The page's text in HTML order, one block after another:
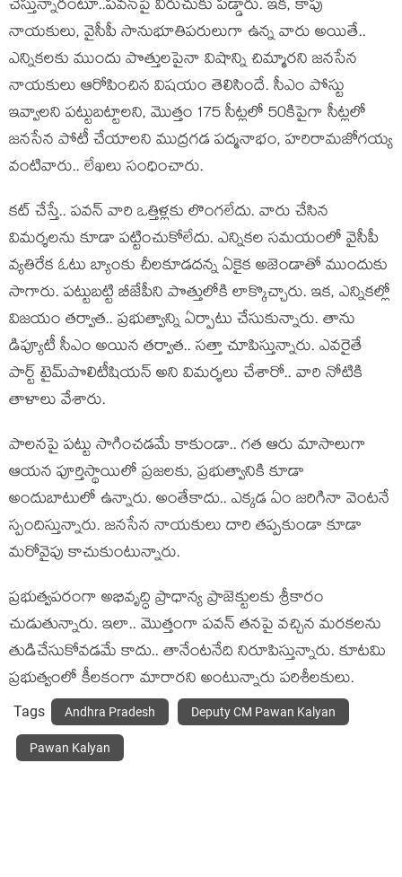
చేస్తున్నారంటూ..ప‌వ‌న్‌పై విరుచుకు ప‌డ్డారు. ఇక‌, కాపు
నాయ‌కులు, వైసీపీ సానుభూతిప‌రులుగా ఉన్న వారు అయితే..
ఎన్నిక‌ల‌కు ముందు పొత్తుల‌పైనా విషాన్ని చిమ్మార‌ని జ‌న‌సేన
నాయ‌కులు ఆరోపించిన విష‌యం తెలిసిందే. సీఎం పోస్టు
ఇవ్వాల‌ని ప‌ట్టుబ‌ట్టాల‌ని, మొత్తం 175 సీట్ల‌లో 50కిపైగా సీట్ల‌లో
జ‌న‌సేన పోటీ చేయాల‌ని ముద్ర‌గ‌డ ప‌ద్మ‌నాభం, హ‌రిరామ‌జోగ‌య్య
వంటివారు.. లేఖ‌లు సంధించారు.
క‌ట్ చేస్తే.. ప‌వ‌న్ వారి ఒత్తిళ్ల‌కు లొంగ‌లేదు. వారు చేసిన
విమ‌ర్శ‌ల‌ను కూడా ప‌ట్టించుకోలేదు. ఎన్నిక‌ల స‌మ‌యంలో వైసీపీ
వ్య‌తిరేక ఓటు బ్యాంకు చీల‌కూడ‌ద‌న్న ఏకైక అజెండాతో ముందుకు
సాగారు. ప‌ట్టుబట్టి బీజేపీని పొత్తులోకి లాక్కొచ్చారు. ఇక‌, ఎన్నిక‌ల్లో
విజ‌యం త‌ర్వాత‌.. ప్ర‌భుత్వాన్ని ఏర్పాటు చేసుకున్నారు. తాను
డిప్యూటీ సీఎం అయిన త‌ర్వాత‌.. స‌త్తా చూపిస్తున్నారు. ఎవ‌రైతే
పార్ట్ టైమ్‌పొలిటీషియ‌న్ అని విమ‌ర్శ‌లు చేశారో.. వారి నోటికి
తాళాలు వేశారు.
పాల‌న‌పై ప‌ట్టు సాగించ‌డ‌మే కాకుండా.. గ‌త ఆరు మాసాలుగా
ఆయ‌న పూర్తిస్థాయిలో ప్ర‌జ‌ల‌కు, ప్ర‌భుత్వానికి కూడా
అందుబాటులో ఉన్నారు. అంతేకాదు.. ఎక్క‌డ ఏం జ‌రిగినా వెంట‌నే
స్పందిస్తున్నారు. జ‌న‌సేన నాయ‌కులు దారి త‌ప్ప‌కుండా కూడా
మ‌రోవైపు కాచుకుంటున్నారు.
ప్ర‌భుత్వ‌ప‌రంగా అభివృద్ధి ప్రాధాన్య ప్రాజెక్టుల‌కు శ్రీకారం
చుడుతున్నారు. ఇలా.. మొత్తంగా ప‌వ‌న్ త‌న‌పై వ‌చ్చిన మ‌ర‌క‌ల‌ను
తుడిచేసుకోవ‌డ‌మే కాదు.. తానేంట‌నేది నిరూపిస్తున్నారు. కూట‌మి
ప్ర‌భుత్వంలో కీల‌కంగా మారార‌ని అంటున్నారు ప‌రిశీల‌కులు.
Tags Andhra Pradesh Deputy CM Pawan Kalyan
Pawan Kalyan